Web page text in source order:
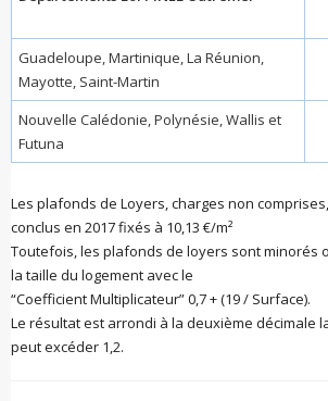
Guadeloupe, Martinique, La Réunion,
Mayotte, Saint-Martin
Nouvelle Calédonie, Polynésie, Wallis et
Futuna
Les plafonds de Loyers, charges non
conclus en 2017 fixés à 10,13 €/m²
Toutefois, les plafonds de loyers sont minorés
la taille du logement avec le
“Coefficient Multiplicateur” 0,7 + (19 / Surface).
Le résultat est arrondi à la deuxième décimale
peut excéder 1,2.